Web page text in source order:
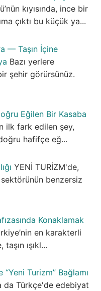
kıyısında, ince bir
çıktı bu küçük ya...
— Taşın İçine
Bazı yerlere
şehir görürsünüz.
Eğilen Bir Kasaba
ilk fark edilen şey,
hafifçe eğ...
YENİ TURİZM'de,
benzersiz
Konaklamak
en karakterli
ışıkl...
Turizm” Bağlamı
da Türkçe'de edebiyat